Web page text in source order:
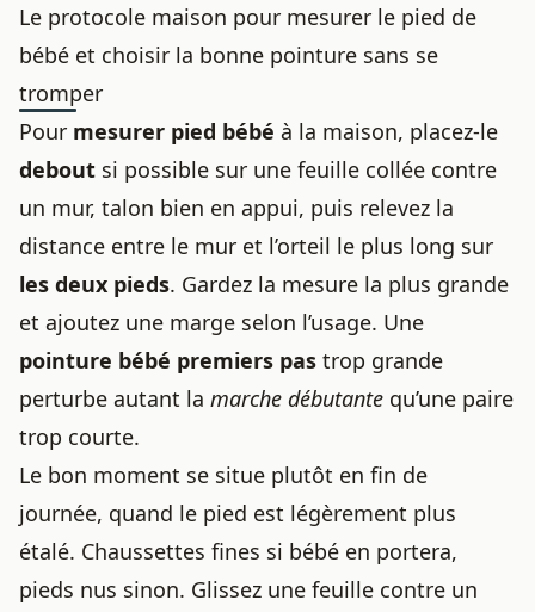
Le protocole maison pour mesurer le pied de
bébé et choisir la bonne pointure sans se
tromper
Pour mesurer pied bébé à la maison, placez-le
debout si possible sur une feuille collée contre
un mur, talon bien en appui, puis relevez la
distance entre le mur et l’orteil le plus long sur
les deux pieds. Gardez la mesure la plus grande
et ajoutez une marge selon l’usage. Une
pointure bébé premiers pas trop grande
perturbe autant la marche débutante qu’une paire
trop courte.
Le bon moment se situe plutôt en fin de
journée, quand le pied est légèrement plus
étalé. Chaussettes fines si bébé en portera,
pieds nus sinon. Glissez une feuille contre un